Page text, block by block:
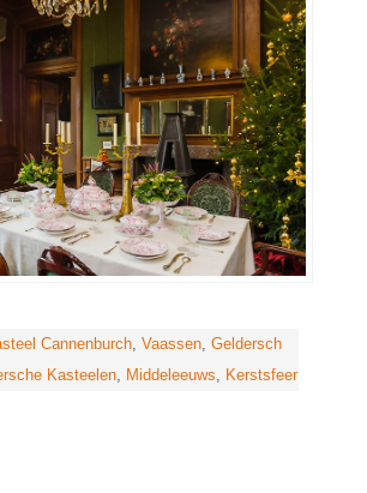
Cannenburch, Vaassen, Geldersch
Kasteelen, Middeleeuws, Kerstsfeer